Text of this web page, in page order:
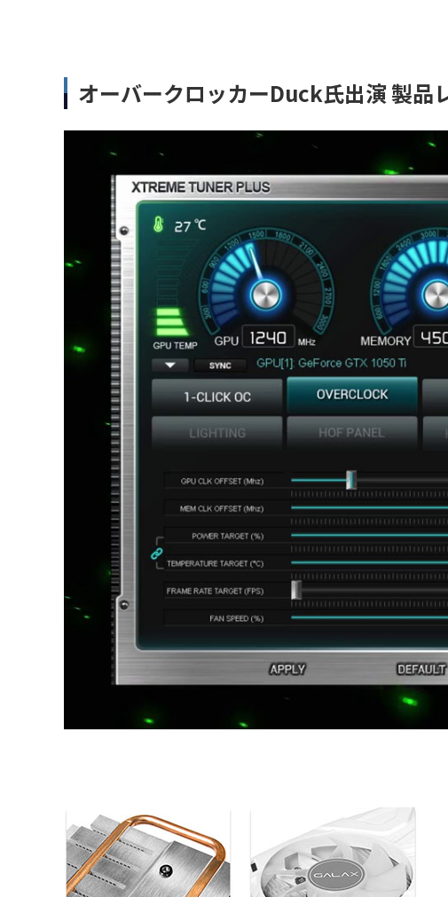
オーバークロッカーDuck氏出演 製品